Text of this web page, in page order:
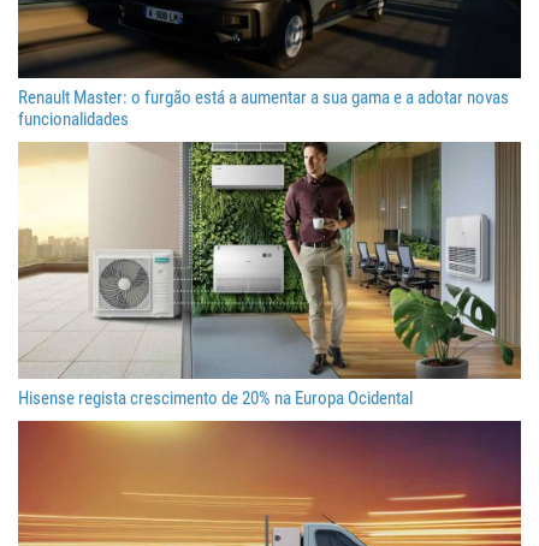
Renault Master: o furgão está a aumentar a sua gama e a adotar novas
funcionalidades
Hisense regista crescimento de 20% na Europa Ocidental